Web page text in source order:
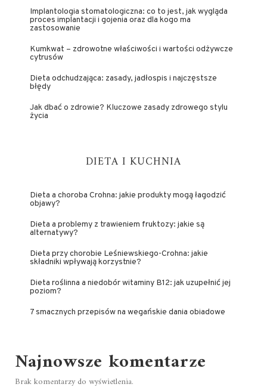
Implantologia stomatologiczna: co to jest, jak wygląda
proces implantacji i gojenia oraz dla kogo ma
zastosowanie
Kumkwat – zdrowotne właściwości i wartości odżywcze
cytrusów
Dieta odchudzająca: zasady, jadłospis i najczęstsze
błędy
Jak dbać o zdrowie? Kluczowe zasady zdrowego stylu
życia
DIETA I KUCHNIA
Dieta a choroba Crohna: jakie produkty mogą łagodzić
objawy?
Dieta a problemy z trawieniem fruktozy: jakie są
alternatywy?
Dieta przy chorobie Leśniewskiego-Crohna: jakie
składniki wpływają korzystnie?
Dieta roślinna a niedobór witaminy B12: jak uzupełnić jej
poziom?
7 smacznych przepisów na wegańskie dania obiadowe
Najnowsze komentarze
Brak komentarzy do wyświetlenia.